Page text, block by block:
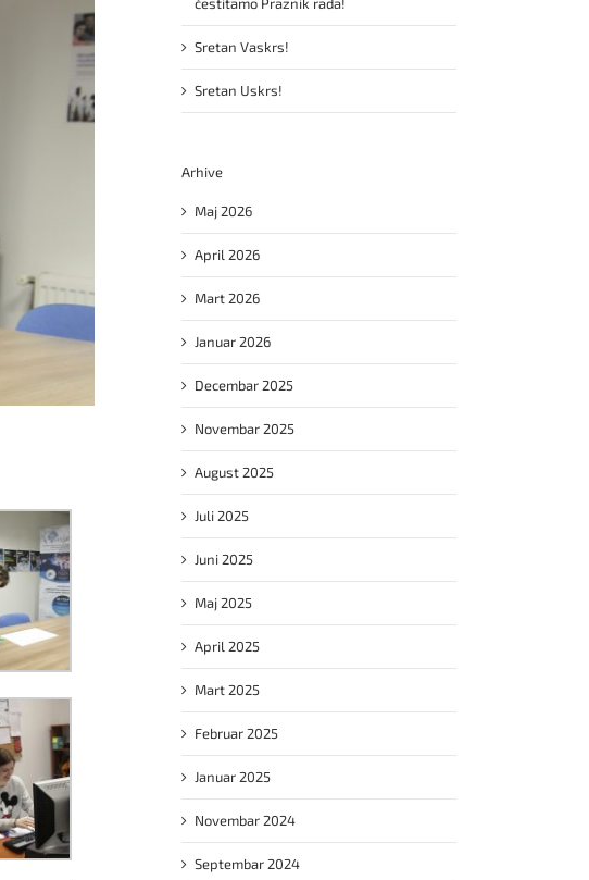
Sretan Vaskrs!
Sretan Uskrs!
Arhive
Maj 2026
April 2026
Mart 2026
Januar 2026
Decembar 2025
Novembar 2025
August 2025
Juli 2025
Juni 2025
Maj 2025
April 2025
Mart 2025
Februar 2025
Januar 2025
Novembar 2024
Septembar 2024